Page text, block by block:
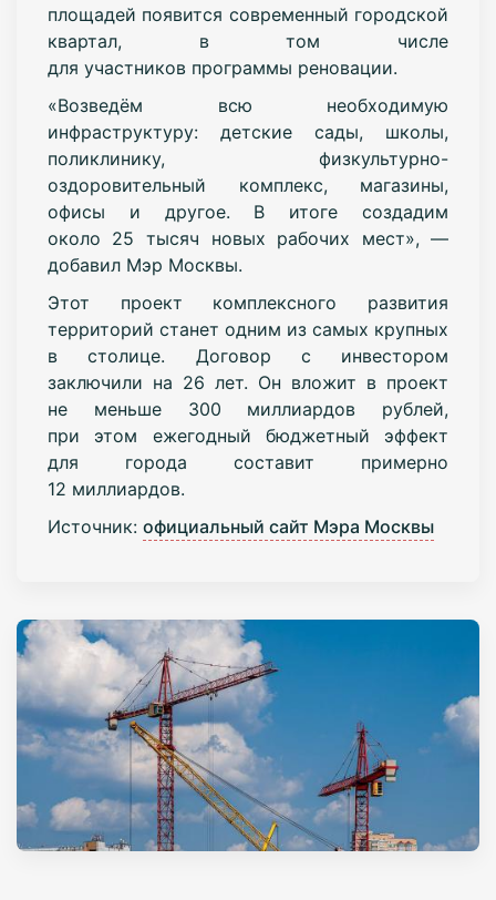
площадей появится современный городской
квартал, в том числе
для участников программы реновации.
«Возведём всю необходимую
инфраструктуру: детские сады, школы,
поликлинику, физкультурно-
оздоровительный комплекс, магазины,
офисы и другое. В итоге создадим
около 25 тысяч новых рабочих мест», —
добавил Мэр Москвы.
Этот проект комплексного развития
территорий станет одним из самых крупных
в столице. Договор с инвестором
заключили на 26 лет. Он вложит в проект
не меньше 300 миллиардов рублей,
при этом ежегодный бюджетный эффект
для города составит примерно
12 миллиардов.
Источник: официальный сайт Мэра Москвы